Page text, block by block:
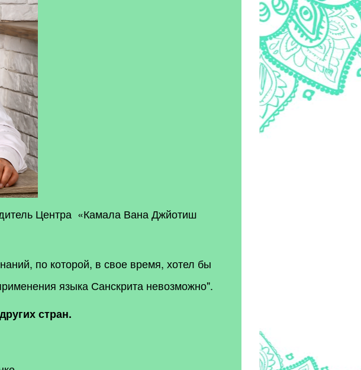
Центра «Камала Вана Джйотиш
по которой, в свое время, хотел бы
языка Санскрита невозможно".
стран.